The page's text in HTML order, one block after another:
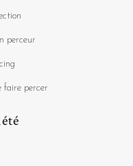
perceur
faire percer